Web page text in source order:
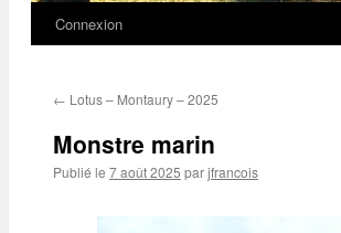
Connexion
← Lotus – Montaury – 2025
Monstre marin
Publié le 7 août 2025 parjfrancois